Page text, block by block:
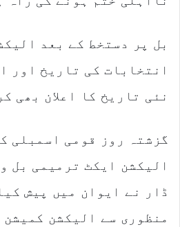
بل پر دستخط کے بعد
انتخابات کی تاریخ اور
نئی تاریخ کا اعلان بھی
گزشتہ روز قومی اسمبلی
الیکشن ایکٹ ترمیمی بل
ڈار نے ایوان میں پیش
منظوری سے الیکشن